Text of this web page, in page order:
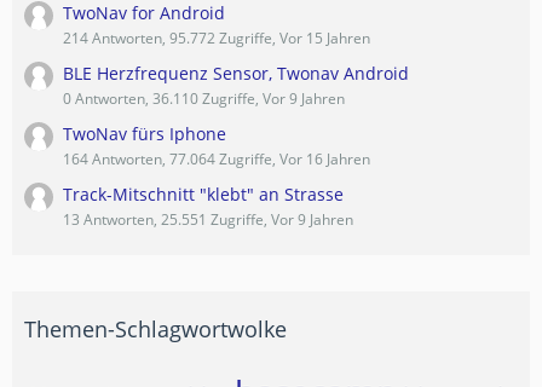
TwoNav for Android
214 Antworten, 95.772 Zugriffe, Vor 15 Jahren
BLE Herzfrequenz Sensor, Twonav Android
0 Antworten, 36.110 Zugriffe, Vor 9 Jahren
TwoNav fürs Iphone
164 Antworten, 77.064 Zugriffe, Vor 16 Jahren
Track-Mitschnitt "klebt" an Strasse
13 Antworten, 25.551 Zugriffe, Vor 9 Jahren
Themen-Schlagwortwolke